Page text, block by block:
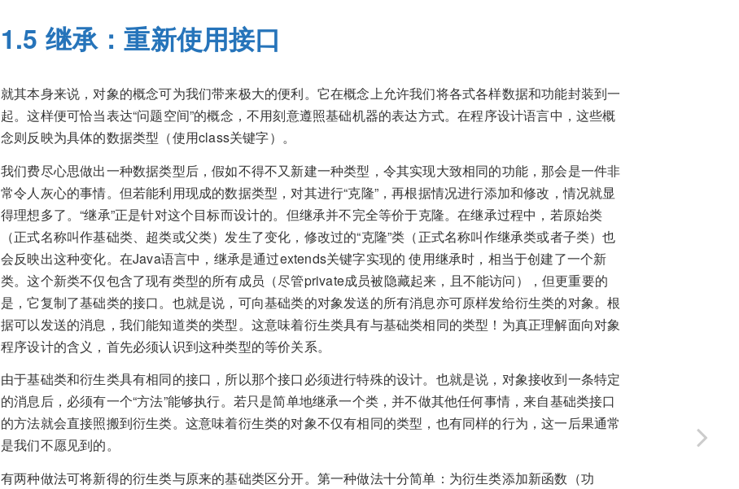
1.5 继承：重新使用接口
就其本身来说，对象的概念可为我们带来极大的便利。它在概念上允许我们将各式各样数据和功能封装到一
起。这样便可恰当表达“问题空间”的概念，不用刻意遵照基础机器的表达方式。在程序设计语言中，这些概
念则反映为具体的数据类型（使用class关键字）。
我们费尽心思做出一种数据类型后，假如不得不又新建一种类型，令其实现大致相同的功能，那会是一件非
常令人灰心的事情。但若能利用现成的数据类型，对其进行“克隆”，再根据情况进行添加和修改，情况就显
得理想多了。“继承”正是针对这个目标而设计的。但继承并不完全等价于克隆。在继承过程中，若原始类
（正式名称叫作基础类、超类或父类）发生了变化，修改过的“克隆”类（正式名称叫作继承类或者子类）也
会反映出这种变化。在Java语言中，继承是通过extends关键字实现的 使用继承时，相当于创建了一个新
类。这个新类不仅包含了现有类型的所有成员（尽管private成员被隐藏起来，且不能访问），但更重要的
是，它复制了基础类的接口。也就是说，可向基础类的对象发送的所有消息亦可原样发给衍生类的对象。根
据可以发送的消息，我们能知道类的类型。这意味着衍生类具有与基础类相同的类型！为真正理解面向对象
程序设计的含义，首先必须认识到这种类型的等价关系。
由于基础类和衍生类具有相同的接口，所以那个接口必须进行特殊的设计。也就是说，对象接收到一条特定
的消息后，必须有一个“方法”能够执行。若只是简单地继承一个类，并不做其他任何事情，来自基础类接口
的方法就会直接照搬到衍生类。这意味着衍生类的对象不仅有相同的类型，也有同样的行为，这一后果通常
是我们不愿见到的。
有两种做法可将新得的衍生类与原来的基础类区分开。第一种做法十分简单：为衍生类添加新函数（功